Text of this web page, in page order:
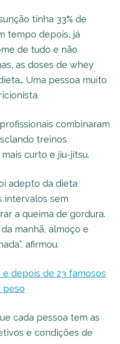
tinha 33% de
tempo depois, já
de tudo e não
as doses de whey
Uma pessoa muito
combinaram
treinos
curto e jiu-jitsu.
adepto da dieta
intervalos sem
a queima de gordura.
manhã, almoço e
afirmou.
e depois de 23 famosos
peso
cada pessoa tem as
e condições de